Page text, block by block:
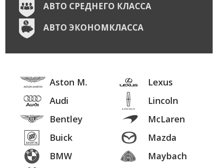
АВТО СРЕДНЕГО КЛАССА
АВТО ЭКОНОМКЛАССА
Aston M.
Audi
Bentley
Buick
BMW
Lexus
Lincoln
McLaren
Mazda
Maybach